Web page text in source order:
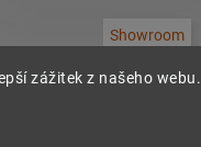
zážitek z našeho webu.
Showroom